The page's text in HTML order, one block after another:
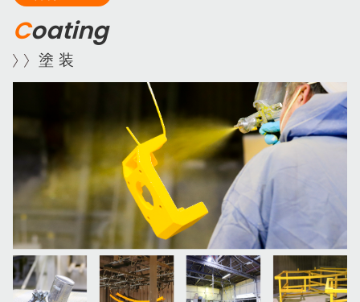
Coating
塗 装